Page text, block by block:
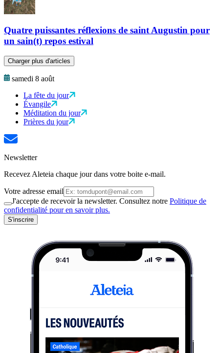
Quatre puissantes réflexions de saint Augustin pour
un sain(t) repos estival
Charger plus d'articles
samedi 8 août
La fête du jour
Évangile
Méditation du jour
Prières du jour
Newsletter
Recevez Aleteia chaque jour dans votre boite e-mail.
Votre adresse email
J'accepte de recevoir la newsletter. Consultez notre Politique de
confidentialité pour en savoir plus.
S'inscrire